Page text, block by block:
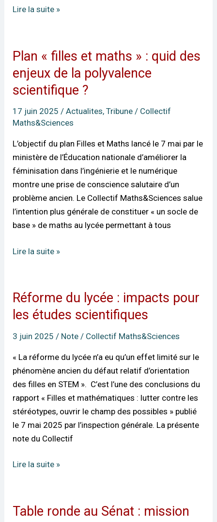
Lire la suite »
Plan « filles et maths » : quid des
enjeux de la polyvalence
scientifique ?
17 juin 2025/Actualites,Tribune / Collectif
Maths&Sciences
L’objectif du plan Filles et Maths lancé le 7 mai par le
ministère de l’Éducation nationale d’améliorer la
féminisation dans l’ingénierie et le numérique
montre une prise de conscience salutaire d’un
problème ancien. Le Collectif Maths&Sciences salue
l’intention plus générale de constituer « un socle de
base » de maths au lycée permettant à tous
Plan
« filles
maths »
:
quid
enjeux
de
la
polyvalence
scientifique
?
Lire la suite »
Réforme du lycée : impacts pour
les études scientifiques
3 juin 2025 / Note / Collectif Maths&Sciences
« La réforme du lycée n’a eu qu’un effet limité sur le
phénomène ancien du défaut relatif d’orientation
des filles en STEM ». C’est l’une des conclusions du
rapport « Filles et mathématiques : lutter contre les
stéréotypes, ouvrir le champ des possibles » publié
le 7 mai 2025 par l’inspection générale. La présente
note du Collectif
Réforme
du
:
les
scientifiques
Lire la suite »
Table ronde au Sénat : mission
Table